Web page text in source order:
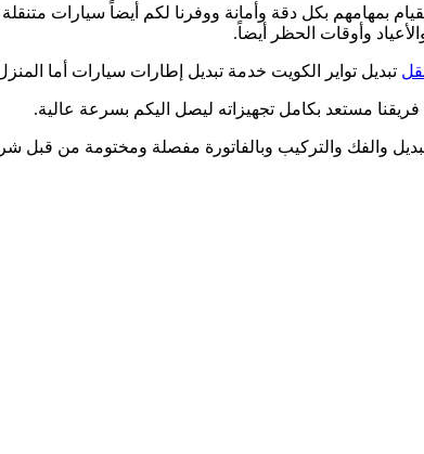
/
كراج
تبديل
إطارات
سيارات
بمهامهم بكل دقة وأمانة ووفرنا لكم أيضاً سيارات
تبديل تواير الكويت خدمة تبديل إطارات سيارات أما
مستعد بكامل تجهيزاته ليصل اليكم بسرعة عالية.
والفك والتركيب وبالفاتورة مفصلة ومختومة من قبل